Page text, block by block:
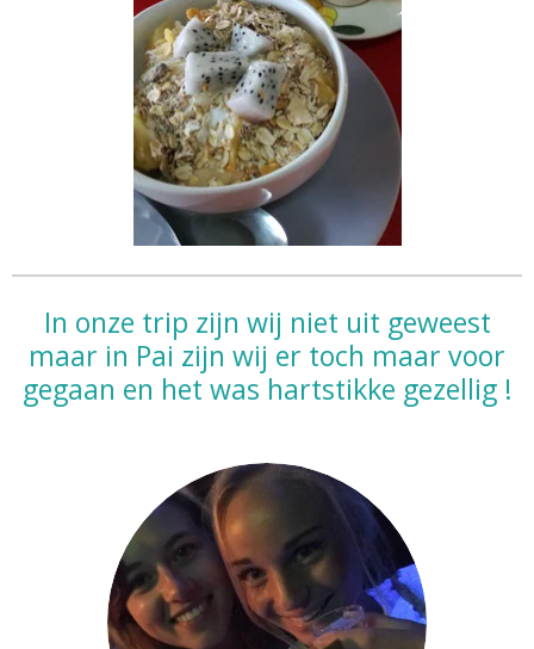
In onze trip zijn wij niet uit geweest
maar in Pai zijn wij er toch maar voor
gegaan en het was hartstikke gezellig !